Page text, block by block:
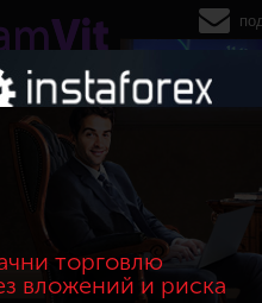
торговлю
вложений и риска